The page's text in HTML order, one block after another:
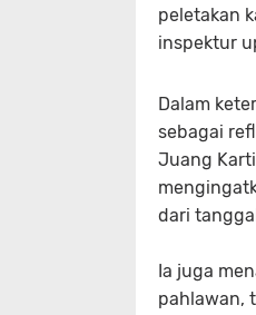
peletakan
inspektur
Dalam
sebagai
Juang
dari
Ia juga
pahlawan,